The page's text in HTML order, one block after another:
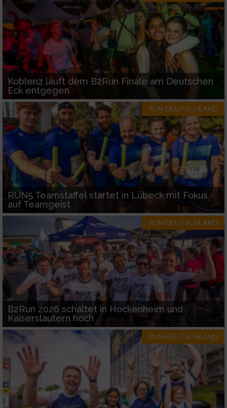
Koblenz läuft dem B2Run Finale am Deutschen
Eck entgegen
RUN-DEUTSCHLAND
RUN5 Teamstaffel startet in Lübeck mit Fokus
auf Teamgeist
RUN-DEUTSCHLAND
B2Run 2026 schaltet in Hockenheim und
Kaiserslautern hoch
RUN-DEUTSCHLAND